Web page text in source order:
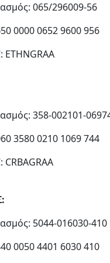
065/296009-56
0000 0652 9600 956
ETHNGRAA
358-002101-
3580 0210 1069 744
5044-016030-410
0050 4401 6030 410